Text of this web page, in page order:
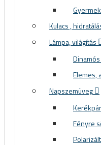
Kulacs ,
Lámpa, világítás
Elemes,
Napszemüveg
Fényre